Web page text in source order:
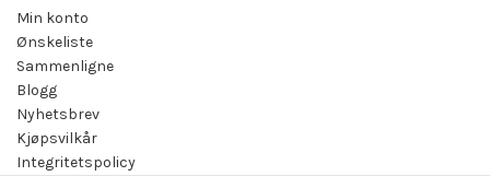
Min konto
Ønskeliste
Sammenligne
Blogg
Nyhetsbrev
Kjøpsvilkår
Integritetspolicy